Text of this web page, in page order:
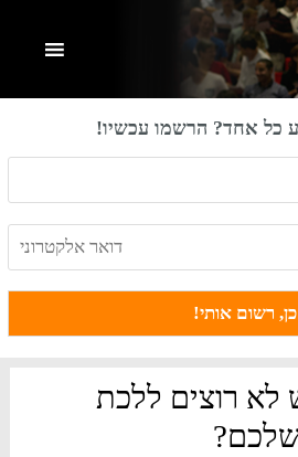
כל אחד? הרשמו עכשיו!
רוצים ללכת